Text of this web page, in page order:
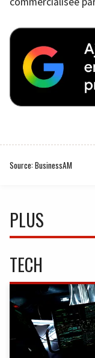
Source: BusinessAM
PLUS
TECH